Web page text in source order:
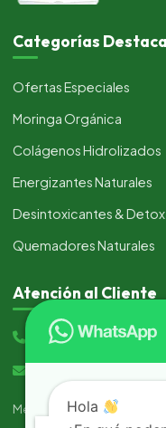
Categorías
Ofertas Especiales
Moringa Orgánica
Colágenos Hidrolizados
Energizantes Naturales
Desintoxicantes & Detox
Quemadores Naturales
Atención al Cliente
(+51) 933 205 517
Métodos de pago seguros:
Hola